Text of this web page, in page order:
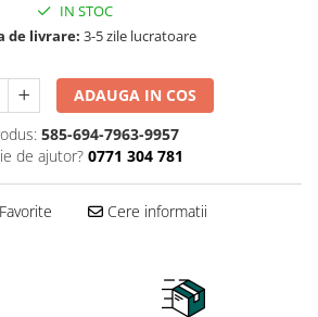
IN STOC
de livrare: 3-5 zile lucratoare
ADAUGA IN COS
585-694-7963-9957
de ajutor? 0771 304 781
Cere informatii